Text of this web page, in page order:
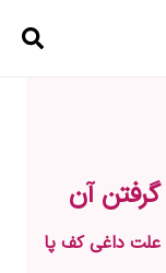
۱۴ علت داغی کف پا